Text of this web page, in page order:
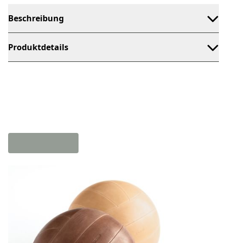
Beschreibung
Produktdetails